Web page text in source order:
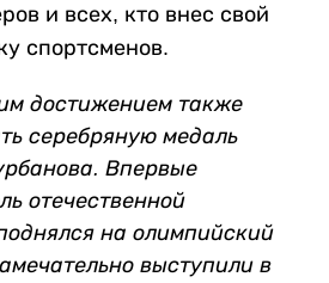
и всех, кто внес свой
спортсменов.
достижением также
серебряную медаль
Впервые
отечественной
на олимпийский
выступили в